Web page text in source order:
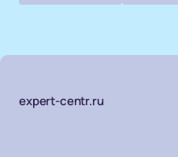
expert-centr.ru